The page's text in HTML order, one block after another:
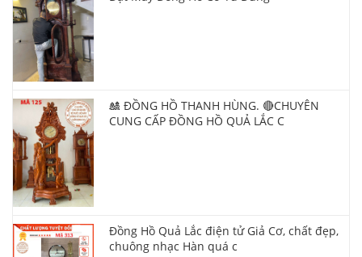
🎎 ĐỒNG HỒ THANH HÙNG. 🔴CHUYÊN
CUNG CẤP ĐỒNG HỒ QUẢ LẮC C
Đồng Hồ Quả Lắc điện tử Giả Cơ, chất đẹp,
chuông nhạc Hàn quá c